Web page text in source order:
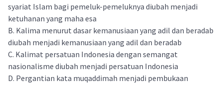
syariat Islam bagi pemeluk-pemeluknya diubah menjadi
ketuhanan yang maha esa
B. Kalima menurut dasar kemanusiaan yang adil dan beradab
diubah menjadi kemanusiaan yang adil dan beradab
C. Kalimat persatuan Indonesia dengan semangat
nasionalisme diubah menjadi persatuan Indonesia
D. Pergantian kata muqaddimah menjadi pembukaan